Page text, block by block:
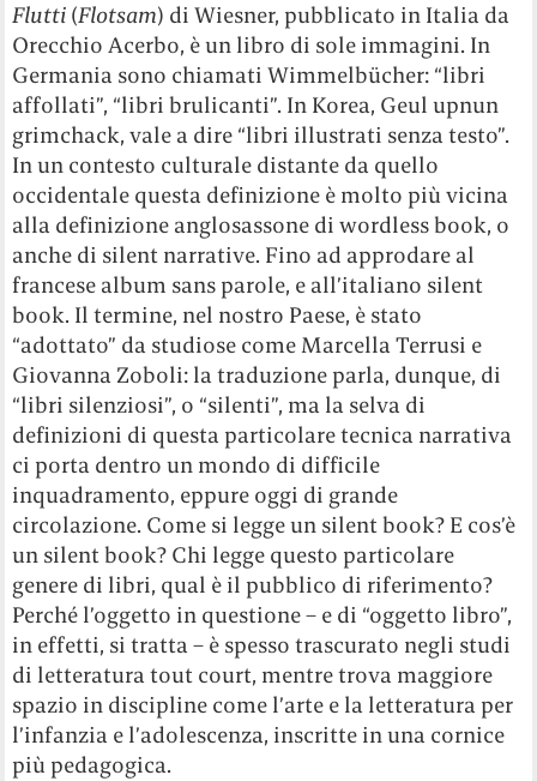
Flutti (Flotsam) di Wiesner, pubblicato in Italia da
Orecchio Acerbo, è un libro di sole immagini. In
Germania sono chiamati Wimmelbücher: “libri
affollati”, “libri brulicanti”. In Korea, Geul upnun
grimchack, vale a dire “libri illustrati senza testo”.
In un contesto culturale distante da quello
occidentale questa definizione è molto più vicina
alla definizione anglosassone di wordless book, o
anche di silent narrative. Fino ad approdare al
francese album sans parole, e all’italiano silent
book. Il termine, nel nostro Paese, è stato
“adottato” da studiose come Marcella Terrusi e
Giovanna Zoboli: la traduzione parla, dunque, di
“libri silenziosi”, o “silenti”, ma la selva di
definizioni di questa particolare tecnica narrativa
ci porta dentro un mondo di difficile
inquadramento, eppure oggi di grande
circolazione. Come si legge un silent book? E cos’è
un silent book? Chi legge questo particolare
genere di libri, qual è il pubblico di riferimento?
Perché l’oggetto in questione – e di “oggetto libro”,
in effetti, si tratta – è spesso trascurato negli studi
di letteratura tout court, mentre trova maggiore
spazio in discipline come l’arte e la letteratura per
l’infanzia e l’adolescenza, inscritte in una cornice
più pedagogica.